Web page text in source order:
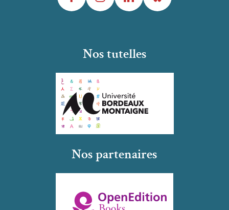
Nos tutelles
Nos partenaires